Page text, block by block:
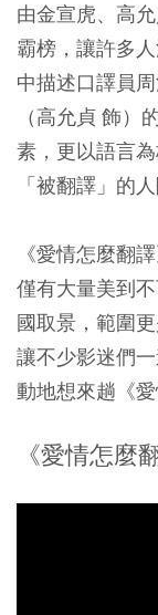
由金宣虎、高
霸榜，讓許多
中描述口譯員
（高允貞 飾）
素，更以語言
「被翻譯」的人
《愛情怎麼翻
僅有大量美到
國取景，範圍
讓不少影迷們
動地想來趟《
《愛情怎麼